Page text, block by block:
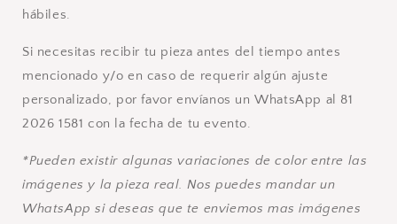
hábiles.
Si necesitas recibir tu pieza antes del tiempo antes
mencionado y/o en caso de requerir algún ajuste
personalizado, por favor envíanos un WhatsApp al 81
2026 1581 con la fecha de tu evento.
*Pueden existir algunas variaciones de color entre las
imágenes y la pieza real. Nos puedes mandar un
WhatsApp si deseas que te enviemos mas imágenes